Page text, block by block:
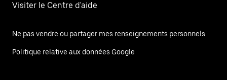
Visiter le Centre d'aide
Ne pas vendre ou partager mes renseignements personnels
Politique relative aux données Google